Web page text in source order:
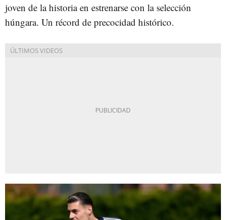
joven de la historia en estrenarse con la selección
húngara. Un récord de precocidad histórico.